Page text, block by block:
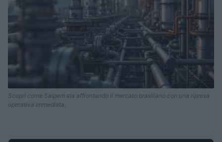
Scopri come Saipem sta affrontando il mercato brasiliano con una ripresa
operativa immediata.